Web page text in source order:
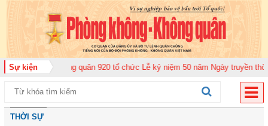
Sự kiện
đoàn Không quân 920 tổ chức Lễ kỷ niệm 50 năm Ngày truyền thống
THỜI SỰ